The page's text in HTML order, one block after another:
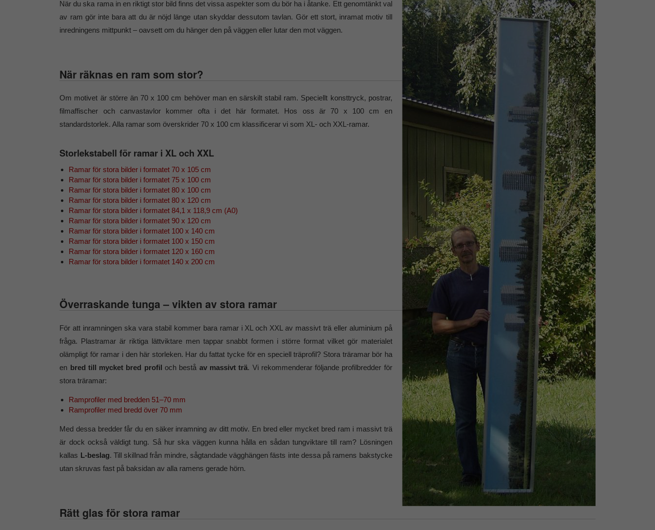
När du ska rama in en riktigt stor bild finns det vissa aspekter som du bör ha i åtanke. Ett genomtänkt val
av ram gör inte bara att du är nöjd länge utan skyddar dessutom tavlan. Gör ett stort, inramat motiv till
inredningens mittpunkt – oavsett om du hänger den på väggen eller lutar den mot väggen.
När räknas en ram som stor?
Om motivet är större än 70 x 100 cm behöver man en särskilt stabil ram. Speciellt konsttryck, postrar,
filmaffischer och canvastavlor kommer ofta i det här formatet. Hos oss är 70 x 100 cm en
standardstorlek. Alla ramar som överskrider 70 x 100 cm klassificerar vi som XL- och XXL-ramar.
Storlekstabell för ramar i XL och XXL
Ramar för stora bilder i formatet 70 x 105 cm
Ramar för stora bilder i formatet 75 x 100 cm
Ramar för stora bilder i formatet 80 x 100 cm
Ramar för stora bilder i formatet 80 x 120 cm
Ramar för stora bilder i formatet 84,1 x 118,9 cm (A0)
Ramar för stora bilder i formatet 90 x 120 cm
Ramar för stora bilder i formatet 100 x 140 cm
Ramar för stora bilder i formatet 100 x 150 cm
Ramar för stora bilder i formatet 120 x 160 cm
Ramar för stora bilder i formatet 140 x 200 cm
Överraskande tunga – vikten av stora ramar
För att inramningen ska vara stabil kommer bara ramar i XL och XXL av massivt trä eller aluminium på
fråga. Plastramar är riktiga lättviktare men tappar snabbt formen i större format vilket gör materialet
olämpligt för ramar i den här storleken. Har du fattat tycke för en speciell träprofil? Stora träramar bör ha
en bred till mycket bred profil och bestå av massivt trä. Vi rekommenderar följande profilbredder för
stora träramar:
Ramprofiler med bredden 51–70 mm
Ramprofiler med bredd över 70 mm
Med dessa bredder får du en säker inramning av ditt motiv. En bred eller mycket bred ram i massivt trä
är dock också väldigt tung. Så hur ska väggen kunna hålla en sådan tungviktare till ram? Lösningen
kallas L-beslag. Till skillnad från mindre, sågtandade vägghängen fästs inte dessa på ramens bakstycke
utan skruvas fast på baksidan av alla ramens gerade hörn.
Rätt glas för stora ramar